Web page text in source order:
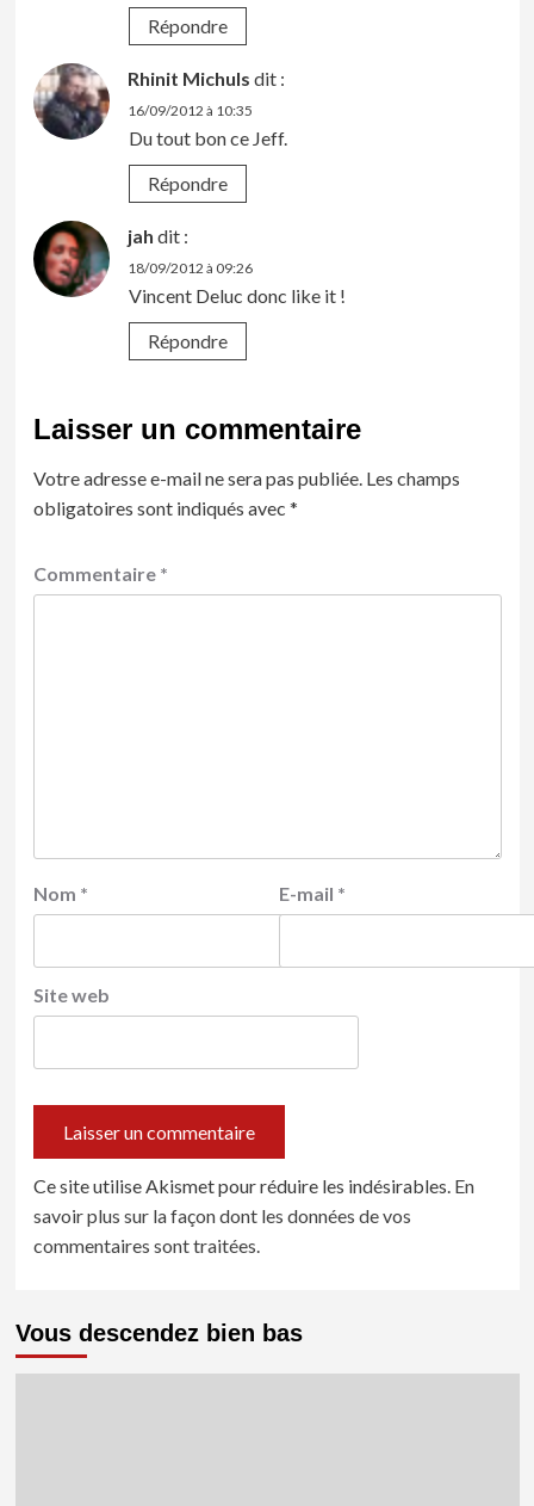
Répondre
Rhinit Michuls dit :
16/09/2012 à 10:35
Du tout bon ce Jeff.
Répondre
jah dit :
18/09/2012 à 09:26
Vincent Deluc donc like it !
Répondre
Laisser un commentaire
Votre adresse e-mail ne sera pas publiée. Les champs
obligatoires sont indiqués avec *
Commentaire *
Nom * E-mail *
Site web
Ce site utilise Akismet pour réduire les indésirables. En
savoir plus sur la façon dont les données de vos
commentaires sont traitées.
Vous descendez bien bas